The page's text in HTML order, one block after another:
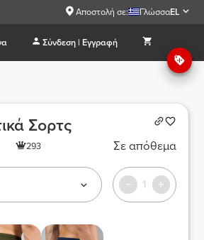
Αποστολή σε: ΓλώσσαEL
Σύνδεση | Εγγραφή
Σορτς
293 Σε απόθεμα
1